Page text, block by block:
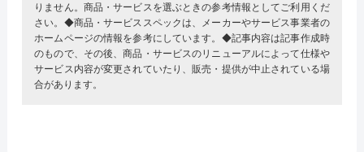
りません。商品・サービスを選ぶときの参考情報としてご利用くだ
さい。◆商品・サービススペックは、メーカーやサービス事業者の
ホームページの情報を参考にしています。◆記事内容は記事作成時
のもので、その後、商品・サービスのリニューアルによって仕様や
サービス内容が変更されていたり、販売・提供が中止されている場
合があります。